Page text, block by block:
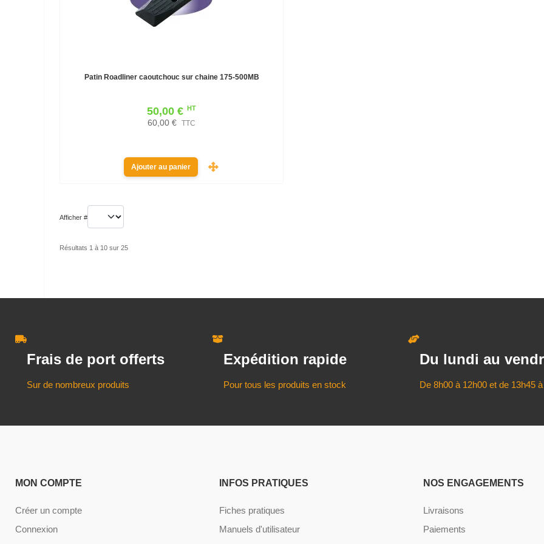
Patin Roadliner caoutchouc sur chaine 175-500MB
50,00 € HT
60,00 € TTC
Ajouter au panier
Afficher #
Résultats 1 à 10 sur 25
Frais de port offerts
Sur de nombreux produits
Expédition rapide
Pour tous les produits en stock
Du lundi au
De 8h00 à 12h00 et de 13h45
MON COMPTE
Créer un compte
Connexion
INFOS PRATIQUES
Fiches pratiques
Manuels d'utilisateur
NOS ENGAGEMENTS
Livraisons
Paiements